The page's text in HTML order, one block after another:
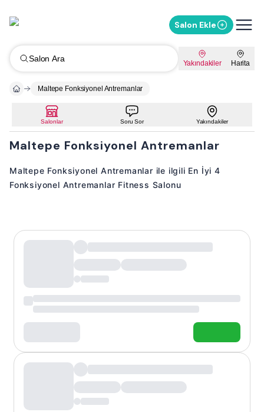
Salon Ekle
Salon Ara Yakındakiler Harita
Maltepe Fonksiyonel Antremanlar
Salonlar Soru Sor Yakındakiler
Maltepe Fonksiyonel Antremanlar
Maltepe Fonksiyonel Antremanlar ile ilgili En İyi 4
Fonksiyonel Antremanlar Fitness Salonu